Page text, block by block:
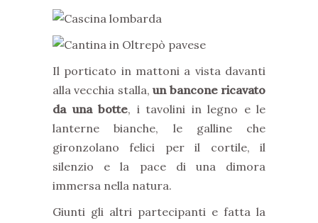
Il porticato in mattoni a vista davanti
alla vecchia stalla,un bancone ricavato
da una botte, i tavolini in legno e le
lanterne bianche, le galline che
gironzolano felici per il cortile, il
silenzio e la pace di una dimora
immersa nella natura.
Giunti gli altri partecipanti e fatta la